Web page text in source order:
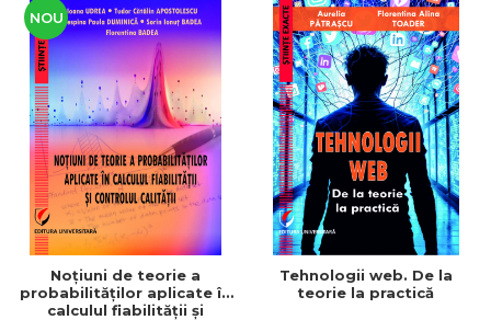
NOU
Noţiuni de teorie a
probabilităţilor aplicate în
calculul fiabilităţii şi
Tehnologii web. De la
teorie la practică